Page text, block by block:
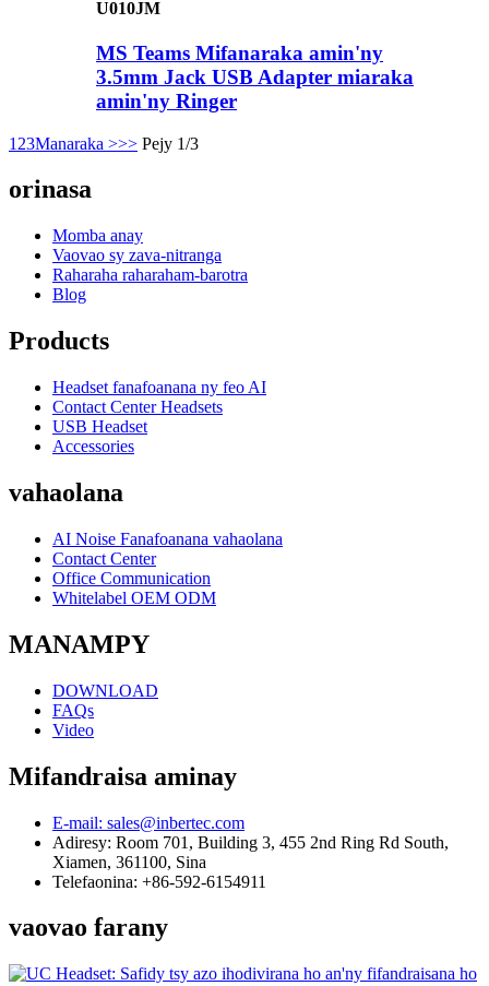
U010JM
MS Teams Mifanaraka amin'ny
3.5mm Jack USB Adapter miaraka
amin'ny Ringer
1 23Manaraka >>> Pejy 1/3
orinasa
Momba anay
Vaovao sy zava-nitranga
Raharaha raharaham-barotra
Blog
Products
Headset fanafoanana ny feo AI
Contact Center Headsets
USB Headset
Accessories
vahaolana
AI Noise Fanafoanana vahaolana
Contact Center
Office Communication
Whitelabel OEM ODM
MANAMPY
DOWNLOAD
FAQs
Video
Mifandraisa aminay
E-mail: sales@inbertec.com
Adiresy: Room 701, Building 3, 455 2nd Ring Rd South,
Xiamen, 361100, Sina
Telefaonina: +86-592-6154911
vaovao farany